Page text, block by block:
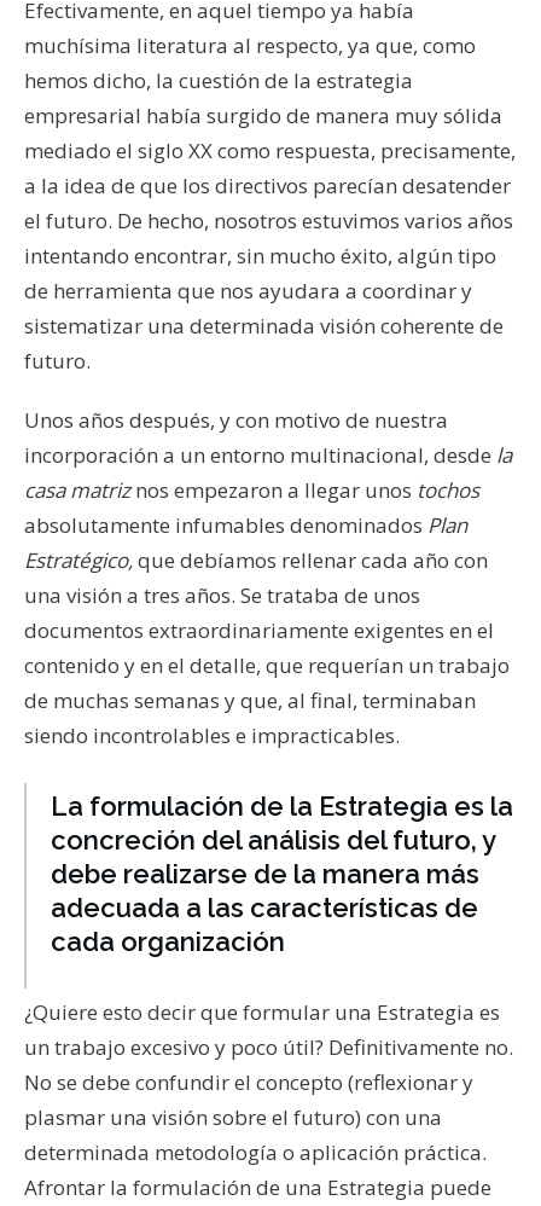
Efectivamente, en aquel tiempo ya había
muchísima literatura al respecto, ya que, como
hemos dicho, la cuestión de la estrategia
empresarial había surgido de manera muy sólida
mediado el siglo XX como respuesta, precisamente,
a la idea de que los directivos parecían desatender
el futuro. De hecho, nosotros estuvimos varios años
intentando encontrar, sin mucho éxito, algún tipo
de herramienta que nos ayudara a coordinar y
sistematizar una determinada visión coherente de
futuro.
Unos años después, y con motivo de nuestra
incorporación a un entorno multinacional, desde la
casa matriznos empezaron a llegar unos tochos
absolutamente infumables denominados Plan
Estratégico,que debíamos rellenar cada año con
una visión a tres años. Se trataba de unos
documentos extraordinariamente exigentes en el
contenido y en el detalle, que requerían un trabajo
de muchas semanas y que, al final, terminaban
siendo incontrolables e impracticables.
La formulación de la Estrategia es la
concreción del análisis del futuro, y
debe realizarse de la manera más
adecuada a las características de
cada organización
¿Quiere esto decir que formular una Estrategia es
un trabajo excesivo y poco útil? Definitivamente no.
No se debe confundir el concepto (reflexionar y
plasmar una visión sobre el futuro) con una
determinada metodología o aplicación práctica.
Afrontar la formulación de una Estrategia puede